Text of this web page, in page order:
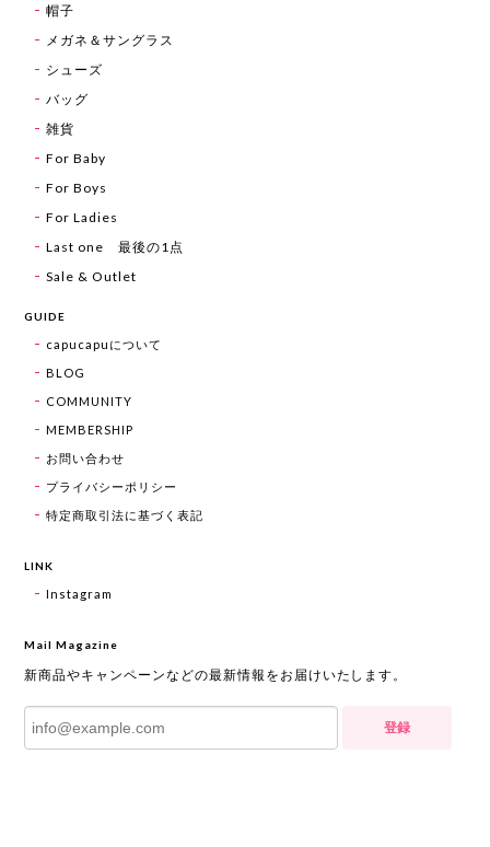
帽子
メガネ＆サングラス
シューズ
バッグ
雑貨
For Baby
For Boys
For Ladies
Last one 最後の1点
Sale & Outlet
GUIDE
capucapuについて
BLOG
COMMUNITY
MEMBERSHIP
お問い合わせ
プライバシーポリシー
特定商取引法に基づく表記
LINK
Instagram
Mail Magazine
新商品やキャンペーンなどの最新情報をお届けいたします。
登録